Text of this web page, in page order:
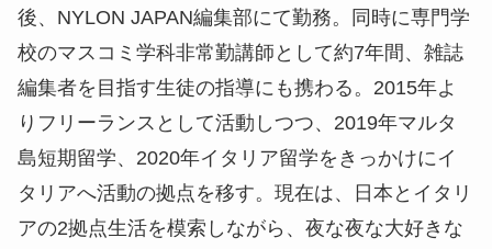
後、NYLON JAPAN編集部にて勤務。同時に専門学
校のマスコミ学科非常勤講師として約7年間、雑誌
編集者を目指す生徒の指導にも携わる。2015年よ
りフリーランスとして活動しつつ、2019年マルタ
島短期留学、2020年イタリア留学をきっかけにイ
タリアへ活動の拠点を移す。現在は、日本とイタリ
アの2拠点生活を模索しながら、夜な夜な大好きな